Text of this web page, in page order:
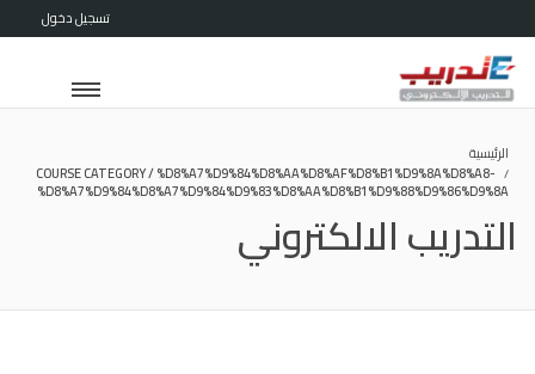
تسجيل دخول
الرئيسية
COURSE CATEGORY / %D8%A7%D9%84%D8%AA%D8%AF%D8%B1%D9%8A%D8%A8-
%D8%A7%D9%84%D8%A7%D9%84%D9%83%D8%AA%D8%B1%D9%88%D9%86%D9%8A
التدريب الالكتروني